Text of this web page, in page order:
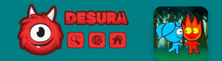
Free Online Games
Sök Meny